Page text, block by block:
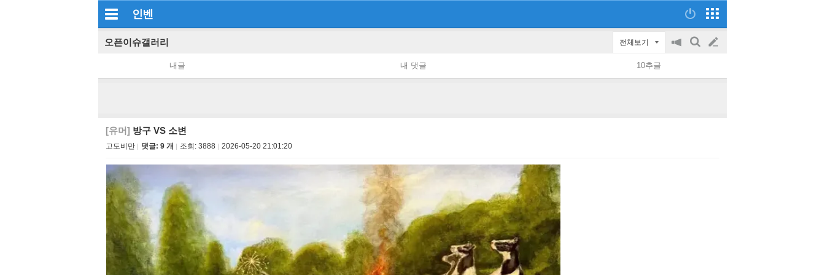
인벤
오픈이슈갤러리 전체보기
공
on/off
검
글
쓰
내글 내 댓글 10추글
[유머] 방구 VS 소변
고도비만 댓글: 9 개 조회: 3888 2026-05-20 21:01:20